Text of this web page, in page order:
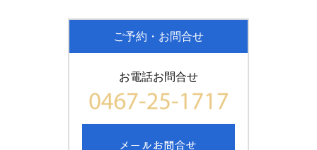
ご予約・お問合せ
お電話お問合せ